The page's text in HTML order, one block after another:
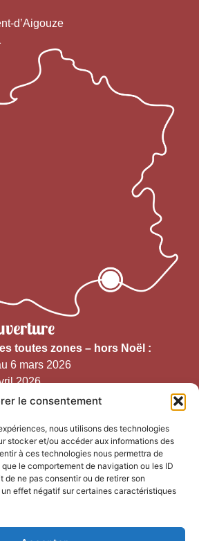
le consentement
nous utilisons des technologies
stocker et/ou accéder aux informations des
à ces technologies nous permettra de
le comportement de navigation ou les ID
de ne pas consentir ou de retirer son
effet négatif sur certaines caractéristiques
d’Aigouze
toutes zones – hors Noël :
6 mars 2026
2026
30 septembre 2026
au public :
30 juin 2026 (hors juillet et août)
de 9h50 à 12h30 et de